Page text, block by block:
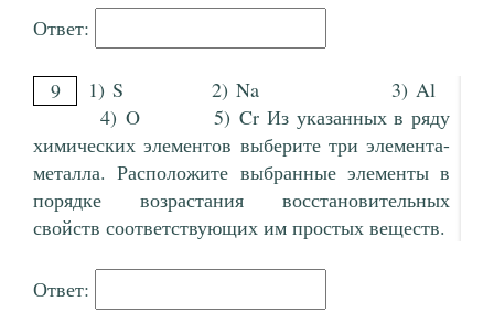
Ответ:
9
1) S 2) Na 3) Al
4) O 5) Cr Из указанных в ряду
химических элементов выберите три элемента-
металла. Расположите выбранные элементы в
порядке возрастания восстановительных
свойств соответствующих им простых веществ.
Ответ: